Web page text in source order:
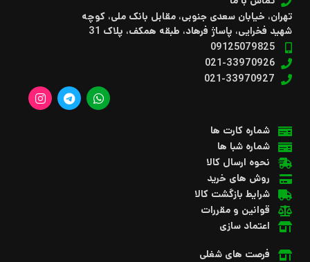
تهران، خیابان سعدی جنوبی، مقابل بانک ملی، کوچه
شهید فخرایی، پاساژ فرهاد، طبقه همکف، پلاک 31
09125079825
021-33970926
021-33970927
شماره کارت ها
شماره شبا ها
نحوه ارسال کالا
روش های خرید
شرایط بازگشت کالا
قوانین و مقررات
اعتماد سازی
فرصت های شغلی